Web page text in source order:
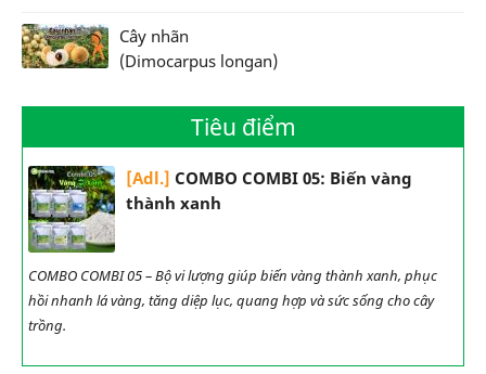
Cây nhãn
(Dimocarpus longan)
Tiêu điểm
[Adl.] COMBO COMBI 05: Biến vàng
thành xanh
COMBO COMBI 05 – Bộ vi lượng giúp biến vàng thành xanh, phục
hồi nhanh lá vàng, tăng diệp lục, quang hợp và sức sống cho cây
trồng.